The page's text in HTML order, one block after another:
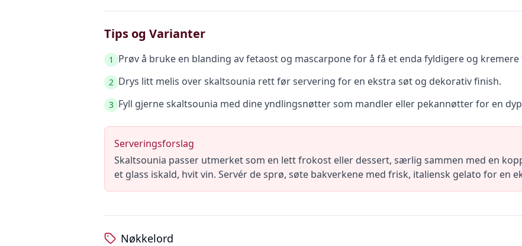
Tips og Varianter
1 Prøv å bruke en blanding av fetaost og mascarpone for å få et enda fyldigere og kremere
2 Drys litt melis over skaltsounia rett før servering for en ekstra søt og dekorativ finish.
3 Fyll gjerne skaltsounia med dine yndlingsnøtter som mandler eller pekannøtter for en
Serveringsforslag
Skaltsounia passer utmerket som en lett frokost eller dessert, særlig sammen med en
et glass iskald, hvit vin. Servér de sprø, søte bakverkene med frisk, italiensk gelato for en
Nøkkelord